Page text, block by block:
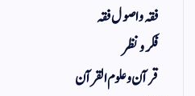
فقہ و اصول فقہ
فکر و نظر
قرآن و علوم القرآن